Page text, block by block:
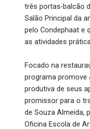
três portas-balcão
Salão Principal da
pelo Condephaat e
as atividades
Focado na
programa promove
produtiva de seus
promissor para o
de Souza Almeida,
Oficina Escola de